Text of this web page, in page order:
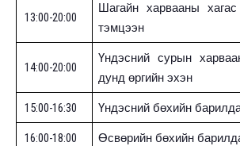
13:00-20:00
Шагайн харвааны
тэмцээн
14:00-20:00
Үндэсний сурын
дунд өргийн эхэн
15:00-16:30 Үндэсний бөхийн
16:00-18:00 Өсвөрийн бөхийн